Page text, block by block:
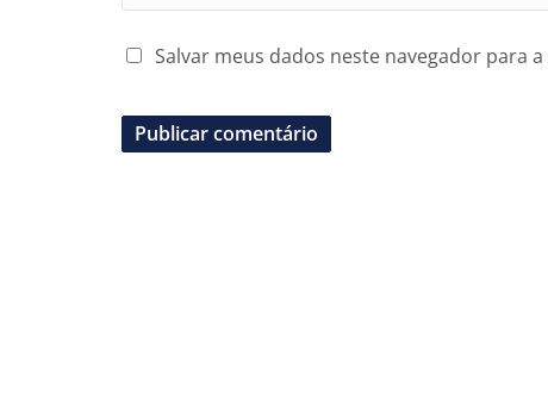
Salvar meus dados neste navegador para